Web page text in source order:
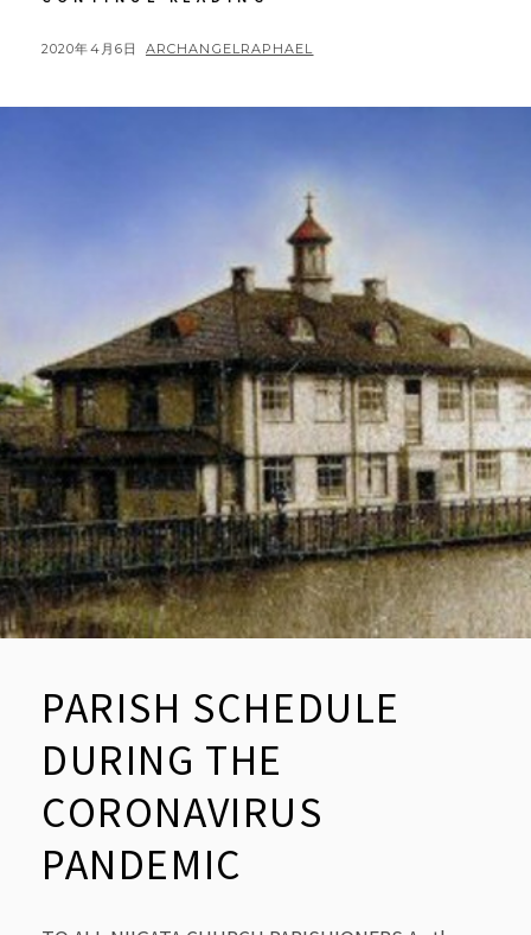
教
ス
感
染
症
に
伴
う
今
後
の
新
潟
教
会
の
対
つ
て
POSTED
2020年4月6日 BY
ARCHANGELRAPHAEL
PARISH SCHEDULE
DURING THE
CORONAVIRUS
PANDEMIC